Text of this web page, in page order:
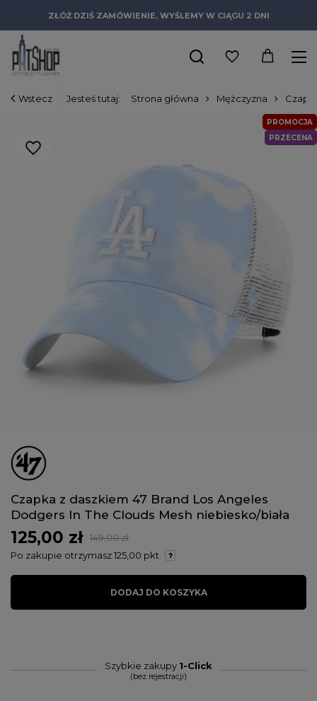
ZŁÓŻ DZIŚ ZAMÓWIENIE, WYŚLEMY W CIĄGU 2 DNI
Wstecz Jesteś tutaj: Strona główna Mężczyzna Czapki
PROMOCJA
PRZECENA
Czapka z daszkiem 47 Brand Los Angeles
Dodgers In The Clouds Mesh niebiesko/biała
125,00 zł
149,00 zł
Po zakupie otrzymasz125,00 pkt.
DODAJ DO KOSZYKA
Szybkie zakupy 1-Click
(bez rejestracji)